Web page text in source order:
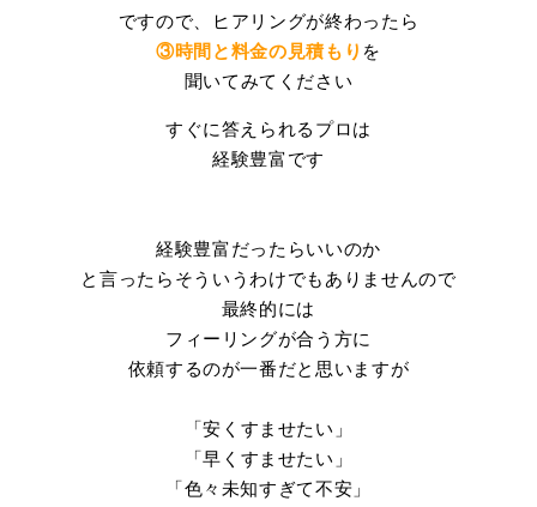
ですので、ヒアリングが終わったら
③時間と料金の見積もり を
聞いてみてください
すぐに答えられるプロは
経験豊富です
経験豊富だったらいいのか
と言ったらそういうわけでもありませんので
最終的には
フィーリングが合う方に
依頼するのが一番だと思いますが
「安くすませたい」
「早くすませたい」
「色々未知すぎて不安」